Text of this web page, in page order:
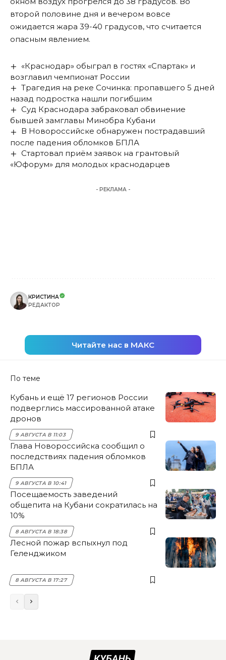
второй половине дня и вечером вовсе
ожидается жара 39-40 градусов, что считается
опасным явлением.
«Краснодар» обыграл в гостях «Спартак» и
возглавил чемпионат России
Трагедия на реке Сочинка: пропавшего 5 дней
назад подростка нашли погибшим
Суд Краснодара забраковал обвинение
бывшей замглавы Минобра Кубани
В Новороссийске обнаружен пострадавший
после падения обломков БПЛА
Стартовал приём заявок на грантовый
«Юфорум» для молодых краснодарцев
- РЕКЛАМА -
КРИСТИНА
РЕДАКТОР
Читайте нас в МАКС
По теме
Кубань и ещё 17 регионов России
подверглись массированной атаке
дронов
9 АВГУСТА В 11:03
Глава Новороссийска сообщил о
последствиях падения обломков
БПЛА
9 АВГУСТА В 10:41
Посещаемость заведений
общепита на Кубани сократилась на
10%
8 АВГУСТА В 18:38
Лесной пожар вспыхнул под
Геленджиком
8 АВГУСТА В 17:27